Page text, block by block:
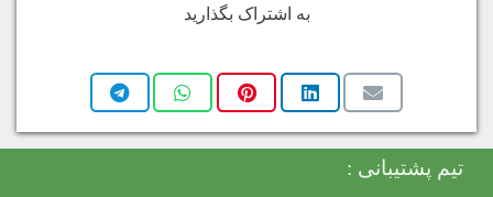
به اشتراک بگذارید
تیم پشتیبانی :